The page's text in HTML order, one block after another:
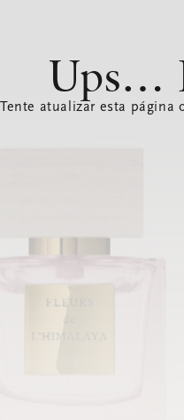
Ups…
Tente atualizar esta página